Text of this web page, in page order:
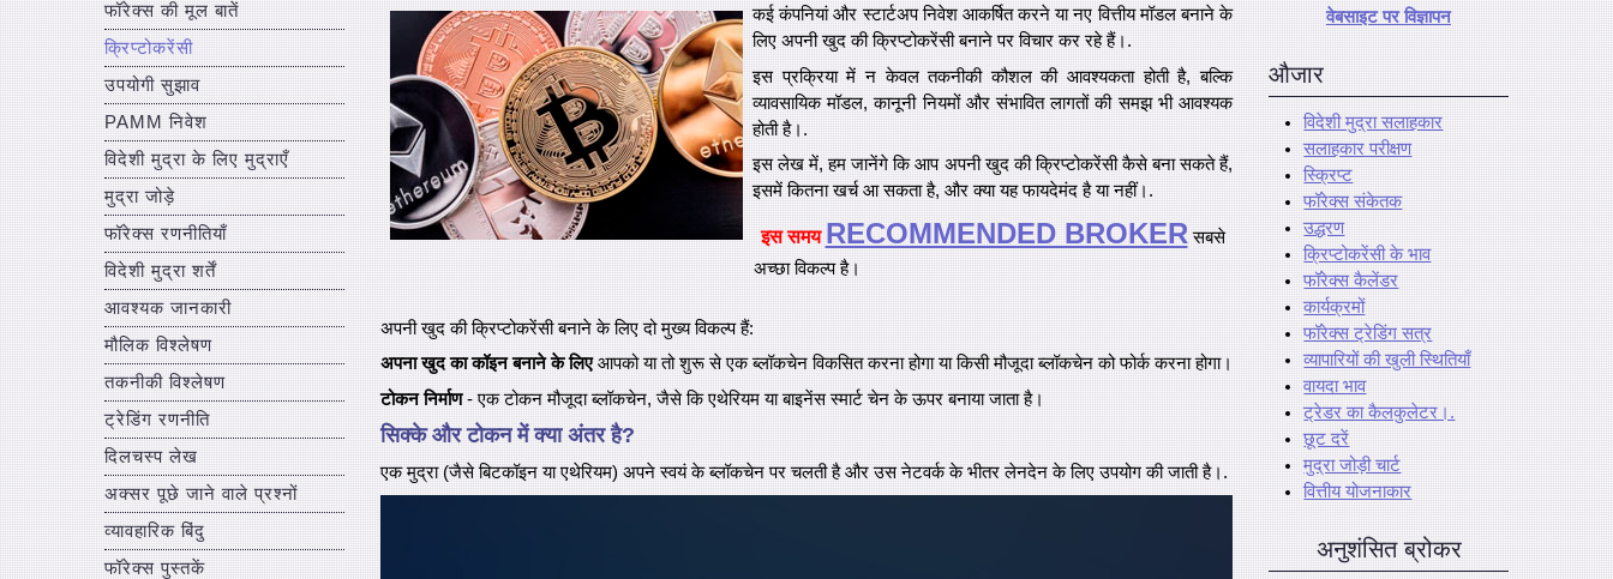
फॉरेक्स की मूल बातें
क्रिप्टोकरेंसी
उपयोगी सुझाव
PAMM निवेश
विदेशी मुद्रा के लिए मुद्राएँ
मुद्रा जोड़े
फॉरेक्स रणनीतियाँ
विदेशी मुद्रा शर्तें
आवश्यक जानकारी
मौलिक विश्लेषण
तकनीकी विश्लेषण
ट्रेडिंग रणनीति
दिलचस्प लेख
अक्सर पूछे जाने वाले प्रश्नों
व्यावहारिक बिंदु
फॉरेक्स पुस्तकें
कई कंपनियां और स्टार्टअप निवेश आकर्षित करने या नए वित्तीय मॉडल बनाने के
लिए अपनी खुद की क्रिप्टोकरेंसी बनाने पर विचार कर रहे हैं।.
इस प्रक्रिया में न केवल तकनीकी कौशल की आवश्यकता होती है, बल्कि
व्यावसायिक मॉडल, कानूनी नियमों और संभावित लागतों की समझ भी आवश्यक
होती है।.
इस लेख में, हम जानेंगे कि आप अपनी खुद की क्रिप्टोकरेंसी कैसे बना सकते हैं,
इसमें कितना खर्च आ सकता है, और क्या यह फायदेमंद है या नहीं।.
इस समय RECOMMENDED BROKERसबसे
अच्छा विकल्प है।
अपनी खुद की क्रिप्टोकरेंसी बनाने के लिए दो मुख्य विकल्प हैं:
अपना खुद का कॉइन बनाने के लिएआपको या तो शुरू से एक ब्लॉकचेन विकसित करना होगा या किसी मौजूदा ब्लॉकचेन को फोर्क करना होगा।
टोकन निर्माण- एक टोकन मौजूदा ब्लॉकचेन, जैसे कि एथेरियम या बाइनेंस स्मार्ट चेन के ऊपर बनाया जाता है।
सिक्के और टोकन में क्या अंतर है?
एक मुद्रा (जैसे बिटकॉइन या एथेरियम) अपने स्वयं के ब्लॉकचेन पर चलती है और उस नेटवर्क के भीतर लेनदेन के लिए उपयोग की जाती है।.
वेबसाइट पर विज्ञापन
औजार
विदेशी मुद्रा सलाहकार
सलाहकार परीक्षण
स्क्रिप्ट
फॉरेक्स संकेतक
उद्धरण
क्रिप्टोकरेंसी के भाव
फॉरेक्स कैलेंडर
कार्यक्रमों
फॉरेक्स ट्रेडिंग सत्र
व्यापारियों की खुली स्थितियाँ
वायदा भाव
ट्रेडर का कैलकुलेटर।.
छूट दरें
मुद्रा जोड़ी चार्ट
वित्तीय योजनाकार
अनुशंसित ब्रोकर